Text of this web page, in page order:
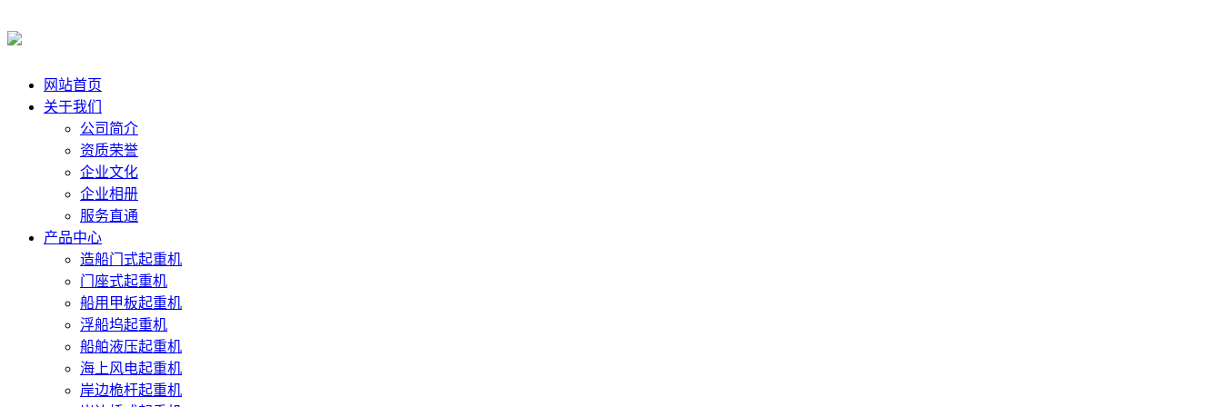
网站首页
关于我们
公司简介
资质荣誉
企业文化
企业相册
服务直通
产品中心
造船门式起重机
门座式起重机
船用甲板起重机
浮船坞起重机
船舶液压起重机
海上风电起重机
岸边桅杆起重机